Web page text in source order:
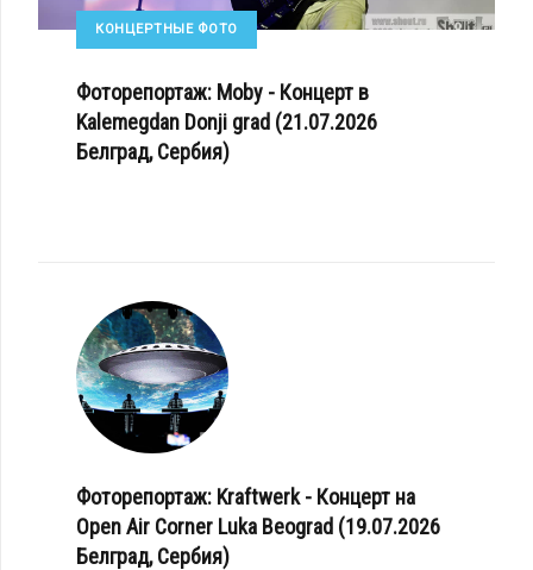
КОНЦЕРТНЫЕ ФОТО
Фоторепортаж: Moby - Концерт в
Kalemegdan Donji grad (21.07.2026
Белград, Сербия)
Фоторепортаж: Kraftwerk - Концерт на
Open Air Corner Luka Beograd (19.07.2026
Белград, Сербия)